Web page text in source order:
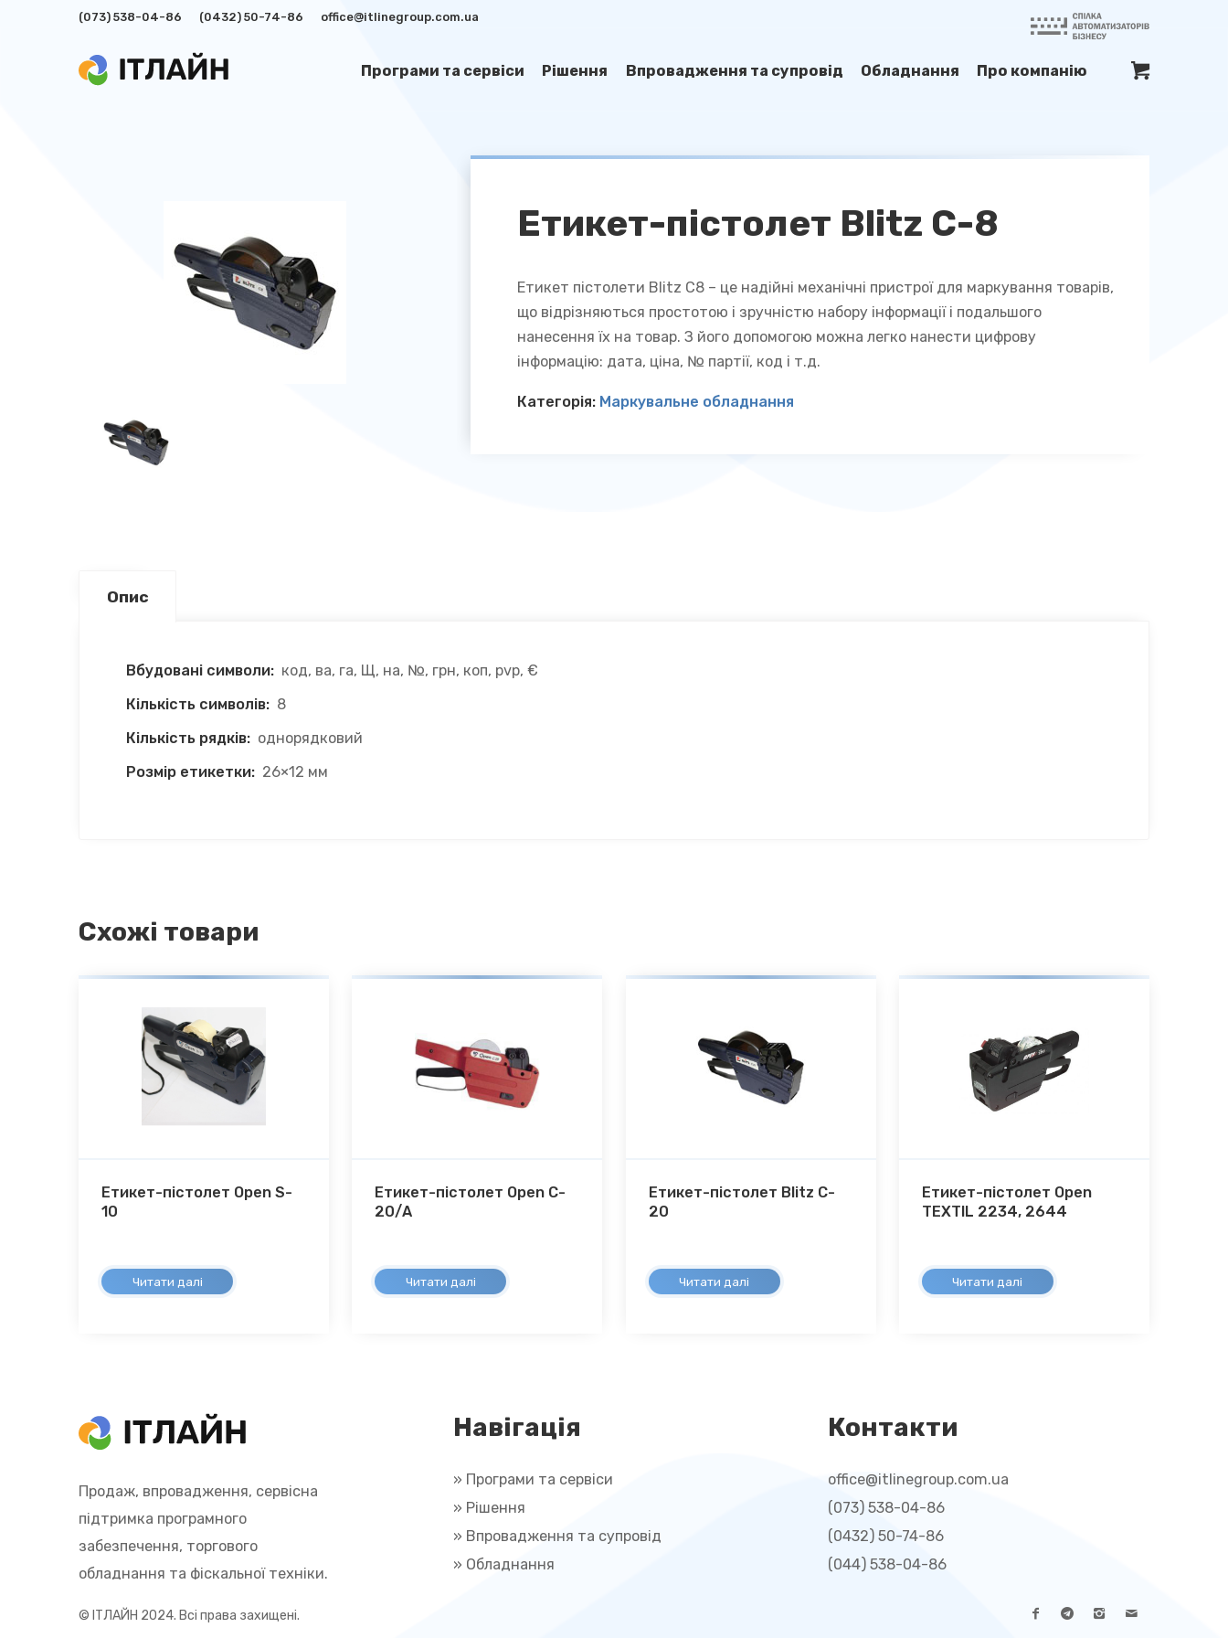
(073) 538-04-86 (0432) 50-74-86 office@itlinegroup.com.ua
Програми та сервіси Рішення Впровадження та супровід Обладнання Про компанію
Етикет-пістолет Blitz C-8
Етикет пістолети Blitz C8 – це надійні механічні пристрої для маркування товарів,
що відрізняються простотою і зручністю набору інформації і подальшого
нанесення їх на товар. З його допомогою можна легко нанести цифрову
інформацію: дата, ціна, № партії, код і т.д.
Категорія: Маркувальне обладнання
Опис
Вбудовані символи: код, ва, га, Щ, на, №, грн, коп, pvp, €
Кількість символів: 8
Кількість рядків: однорядковий
Розмір етикетки: 26×12 мм
Схожі товари
Етикет-пістолет Open S-
10
Читати далі
Етикет-пістолет Open C-
20/А
Читати далі
Етикет-пістолет Blitz C-
20
Читати далі
Етикет-пістолет Open
TEXTIL 2234, 2644
Читати далі
Продаж, впровадження, сервісна
підтримка програмного
забезпечення, торгового
обладнання та фіскальної техніки.
Навігація
» Програми та сервіси
» Рішення
» Впровадження та супровід
» Обладнання
Контакти
office@itlinegroup.com.ua
(073) 538-04-86
(0432) 50-74-86
(044) 538-04-86
© ІТЛАЙН 2024. Всі права захищені.